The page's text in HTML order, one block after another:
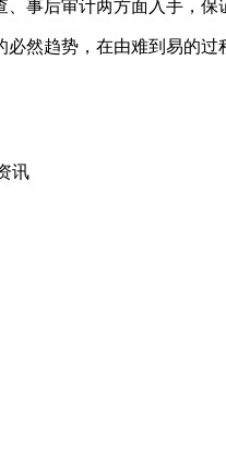
事后审计两方面入手，保
然趋势，在由难到易的
讯